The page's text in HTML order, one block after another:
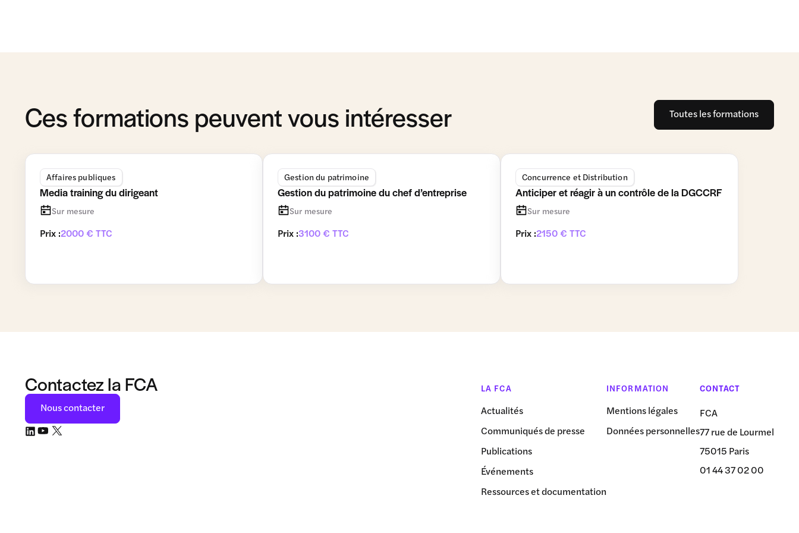
Ces formations peuvent vous intéresser Toutes les formations
Affaires publiques
Media training du dirigeant
Sur mesure
Prix :2000 € TTC
Gestion du patrimoine
Gestion du patrimoine du chef d’entreprise
Sur mesure
Prix :3100 € TTC
Concurrence et Distribution
Anticiper et réagir à un contrôle de la DGCCRF
Sur mesure
Prix :2150 € TTC
Contactez la FCA
Nous contacter
LA FCA
Actualités
Communiqués de presse
Publications
Événements
Ressources et documentation
INFORMATION
Mentions légales
Données personnelles
CONTACT
FCA
77 rue de Lourmel
75015 Paris
01 44 37 02 00